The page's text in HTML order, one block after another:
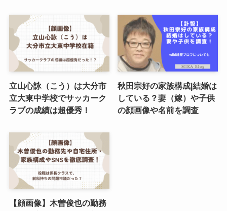
立山心詠（こう）は大分市
立大東中学校でサッカーク
ラブの成績は超優秀！
秋田宗好の家族構成|結婚は
している？妻（嫁）や子供
の顔画像や名前を調査
【顔画像】木曽俊也の勤務